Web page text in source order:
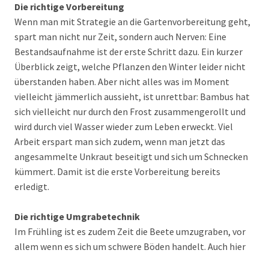
Die richtige Vorbereitung
Wenn man mit Strategie an die Gartenvorbereitung geht,
spart man nicht nur Zeit, sondern auch Nerven: Eine
Bestandsaufnahme ist der erste Schritt dazu. Ein kurzer
Überblick zeigt, welche Pflanzen den Winter leider nicht
überstanden haben. Aber nicht alles was im Moment
vielleicht jämmerlich aussieht, ist unrettbar: Bambus hat
sich vielleicht nur durch den Frost zusammengerollt und
wird durch viel Wasser wieder zum Leben erweckt. Viel
Arbeit erspart man sich zudem, wenn man jetzt das
angesammelte Unkraut beseitigt und sich um Schnecken
kümmert. Damit ist die erste Vorbereitung bereits
erledigt.
Die richtige Umgrabetechnik
Im Frühling ist es zudem Zeit die Beete umzugraben, vor
allem wenn es sich um schwere Böden handelt. Auch hier